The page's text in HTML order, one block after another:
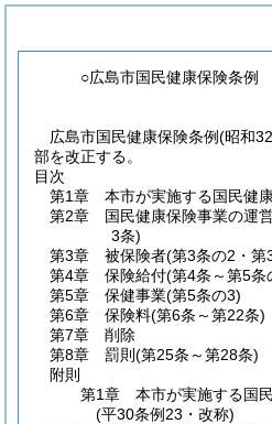
○広島市国民健康保険条例
広島市国民健康保険条例(昭和
部を改正する。
目次
第1章
本市が実施する国民健
第2章
国民健康保険事業の運
3条)
第3章
被保険者(第3条の2・第
第4章
保険給付(第4条～第5条
第5章
保健事業(第5条の3)
第6章
保険料(第6条～第22条)
第7章
削除
第8章
罰則 (第25条～第28条)
附則
第1章
本市が実施する国
(平30条例23・改称)